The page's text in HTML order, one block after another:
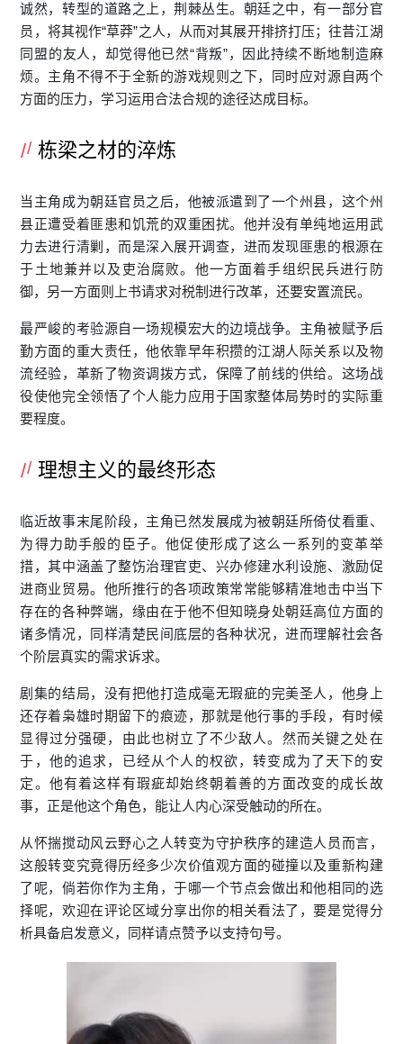
诚然，转型的道路之上，荆棘丛生。朝廷之中，有一部分官
员，将其视作“草莽”之人，从而对其展开排挤打压；往昔江湖
同盟的友人，却觉得他已然“背叛”，因此持续不断地制造麻
烦。主角不得不于全新的游戏规则之下，同时应对源自两个
方面的压力，学习运用合法合规的途径达成目标。
栋梁之材的淬炼
当主角成为朝廷官员之后，他被派遣到了一个州县，这个州
县正遭受着匪患和饥荒的双重困扰。他并没有单纯地运用武
力去进行清剿，而是深入展开调查，进而发现匪患的根源在
于土地兼并以及吏治腐败。他一方面着手组织民兵进行防
御，另一方面则上书请求对税制进行改革，还要安置流民。
最严峻的考验源自一场规模宏大的边境战争。主角被赋予后
勤方面的重大责任，他依靠早年积攒的江湖人际关系以及物
流经验，革新了物资调拨方式，保障了前线的供给。这场战
役使他完全领悟了个人能力应用于国家整体局势时的实际重
要程度。
理想主义的最终形态
临近故事末尾阶段，主角已然发展成为被朝廷所倚仗看重、
为得力助手般的臣子。他促使形成了这么一系列的变革举
措，其中涵盖了整饬治理官吏、兴办修建水利设施、激励促
进商业贸易。他所推行的各项政策常常能够精准地击中当下
存在的各种弊端，缘由在于他不但知晓身处朝廷高位方面的
诸多情况，同样清楚民间底层的各种状况，进而理解社会各
个阶层真实的需求诉求。
剧集的结局，没有把他打造成毫无瑕疵的完美圣人，他身上
还存着枭雄时期留下的痕迹，那就是他行事的手段，有时候
显得过分强硬，由此也树立了不少敌人。然而关键之处在
于，他的追求，已经从个人的权欲，转变成为了天下的安
定。他有着这样有瑕疵却始终朝着善的方面改变的成长故
事，正是他这个角色，能让人内心深受触动的所在。
从怀揣搅动风云野心之人转变为守护秩序的建造人员而言，
这般转变究竟得历经多少次价值观方面的碰撞以及重新构建
了呢，倘若你作为主角，于哪一个节点会做出和他相同的选
择呢，欢迎在评论区域分享出你的相关看法了，要是觉得分
析具备启发意义，同样请点赞予以支持句号。